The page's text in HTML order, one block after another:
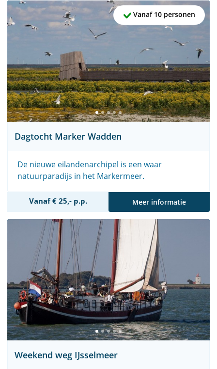
Vanaf 10 personen
Dagtocht Marker Wadden
De nieuwe eilandenarchipel is een waar
natuurparadijs in het Markermeer.
Vanaf € 25,- p.p. Meer informatie
Weekend weg IJsselmeer